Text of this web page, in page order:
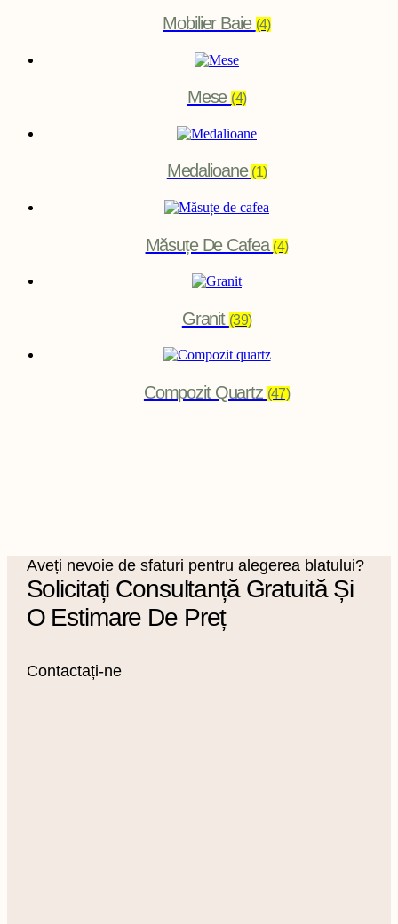
Mobilier Baie (4)
Mese(4)
Medalioane(1)
Măsuțe De Cafea(4)
Granit (39)
Compozit Quartz (47)
Aveți nevoie de sfaturi pentru alegerea blatului?
Solicitați Consultanță Gratuită Și
O Estimare De Preț
Contactați-ne